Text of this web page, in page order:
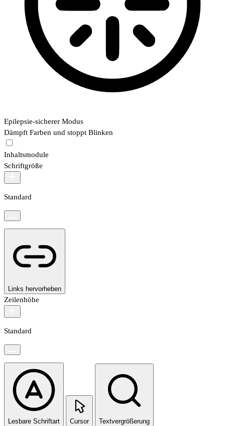
Epilepsie-sicherer Modus
Dämpft Farben und stoppt Blinken
Inhaltsmodule
Schriftgröße
Standard
Links hervorheben
Zeilenhöhe
Standard
Lesbare Schriftart Cursor Textvergrößerung